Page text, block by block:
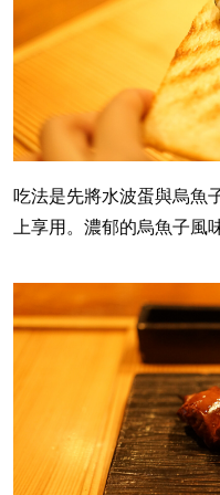
吃法是先將水波蛋與烏魚
上享用。濃郁的烏魚子風